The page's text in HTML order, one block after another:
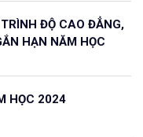
ĐỘ CAO ĐẲNG,
HẠN NĂM HỌC
HỌC 2024